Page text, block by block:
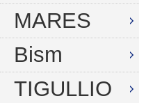
フィン
ウェットスーツ
インナー
ドライフード
フードベスト
メッシュバッグ
MARES
Bism
TIGULLIO